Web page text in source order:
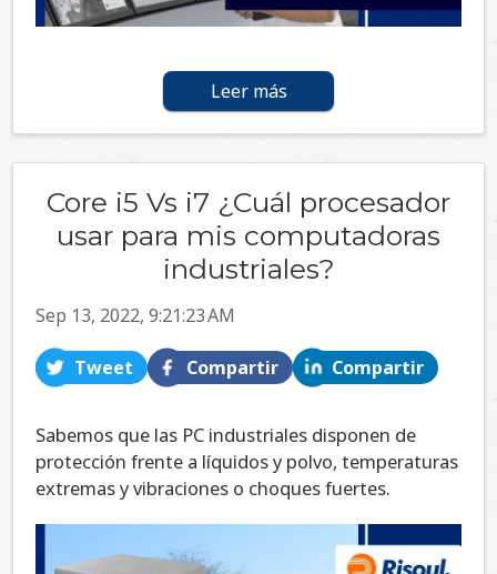
Leer más
Core i5 Vs i7 ¿Cuál procesador
usar para mis computadoras
industriales?
Sep 13, 2022, 9:21:23 AM
Tweet Compartir Compartir
Sabemos que las PC industriales disponen de
protección frente a líquidos y polvo, temperaturas
extremas y vibraciones o choques fuertes.